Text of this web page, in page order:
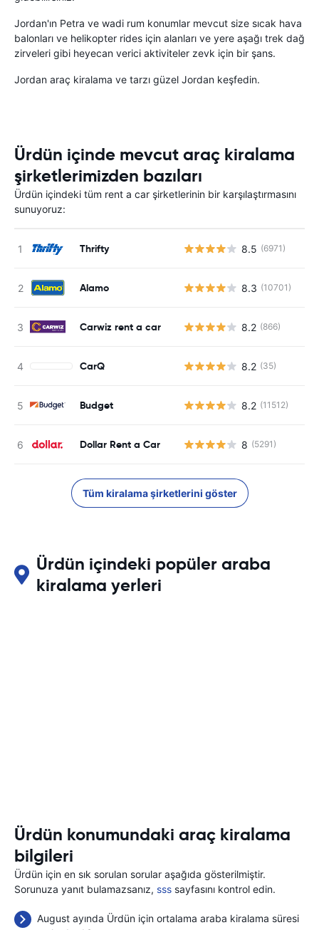
Jordan'ın Petra ve wadi rum konumlar mevcut size sıcak hava
balonları ve helikopter rides için alanları ve yere aşağı trek dağ
zirveleri gibi heyecan verici aktiviteler zevk için bir şans.
Jordan araç kiralama ve tarzı güzel Jordan keşfedin.
Ürdün içinde mevcut araç kiralama
şirketlerimizden bazıları
Ürdün içindeki tüm rent a car şirketlerinin bir karşılaştırmasını
sunuyoruz:
Thrifty 8.5 (6971)
Alamo 8.3 (10701)
Carwiz rent a car 8.2 (866)
CarQ 8.2 (35)
Budget 8.2 (11512)
Dollar Rent a Car 8 (5291)
Tüm kiralama şirketlerini göster
Ürdün içindeki popüler araba
kiralama yerleri
Ürdün konumundaki araç kiralama
bilgileri
Ürdün için en sık sorulan sorular aşağıda gösterilmiştir.
Sorunuza yanıt bulamazsanız, sss sayfasını kontrol edin.
August ayında Ürdün için ortalama araba kiralama süresi